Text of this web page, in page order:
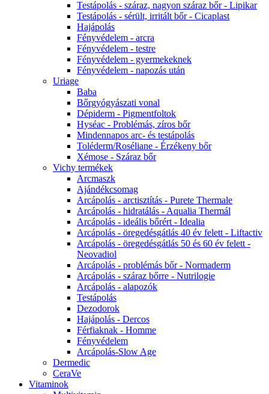
Testápolás - száraz, nagyon száraz bőr - Lipikar
Testápolás - sérült, irritált bőr - Cicaplast
Hajápolás
Fényvédelem - arcra
Fényvédelem - testre
Fényvédelem - gyermekeknek
Fényvédelem - napozás után
Uriage
Baba
Bőrgyógyászati vonal
Dépiderm - Pigmentfoltok
Hyséac - Problémás, zíros bőr
Mindennapos arc- és testápolás
Toléderm/Roséliane - Érzékeny bőr
Xémose - Száraz bőr
Vichy termékek
Arcmaszk
Ajándékcsomag
Arcápolás - arctisztítás - Purete Thermale
Arcápolás - hidratálás - Aqualia Thermál
Arcápolás - ideális bőrért - Idealia
Arcápolás - öregedésgátlás 40 év felett - Liftactiv
Arcápolás - öregedésgátlás 50 és 60 év felett -
Neovadiol
Arcápolás - problémás bőr - Normaderm
Arcápolás - száraz bőrre - Nutrilogie
Arcápolás - alapozók
Testápolás
Dezodorok
Hajápolás - Dercos
Férfiaknak - Homme
Fényvédelem
Arcápolás-Slow Age
Dermedic
CeraVe
Vitaminok